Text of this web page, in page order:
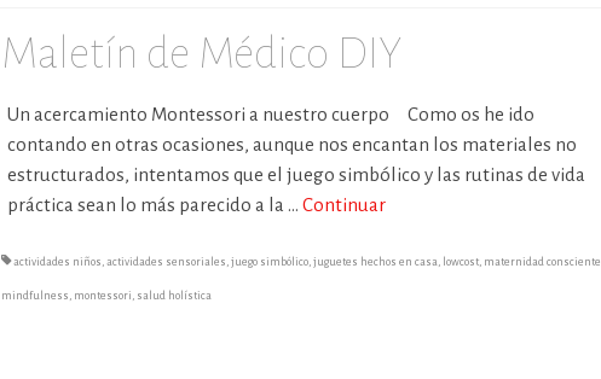
Maletín de Médico DIY
Un acercamiento Montessori a nuestro cuerpo Como os he ido
contando en otras ocasiones, aunque nos encantan los materiales no
estructurados, intentamos que el juego simbólico y las rutinas de vida
práctica sean lo más parecido a la …Continuar
actividades niños ,actividades sensoriales ,juego simbólico ,juguetes hechos en casa lowcost maternidad consciente
mindfulness montessori salud holística